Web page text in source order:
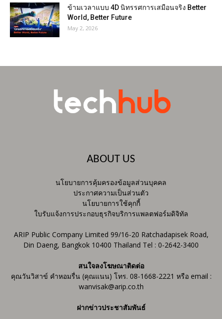
ข้ามเวลาแบบ 4D นิทรรศการเสมือนจริง Better
World, Better Future
May 2, 2026
ABOUT US
นโยบายการคุ้มครองข้อมูลส่วนบุคคล
ประกาศความเป็นส่วนตัว
นโยบายการใช้คุกกี้
ใบรับแจ้งการประกอบธุรกิจบริการแพลตฟอร์มดิจิทัล
ARIP Public Company Limited 99/16-20 Ratchadapisek Road,
Din Daeng, Bangkok 10400 Thailand Tel : 0-2642-3400
สนใจลงโฆษณาติดต่อ
คุณวันวิสาข์ คำหอมรื่น (คุณแนน) โทร. 08-1668-2221 หรือ email :
wanvisak@arip.co.th
ฝากข่าวประชาสัมพันธ์